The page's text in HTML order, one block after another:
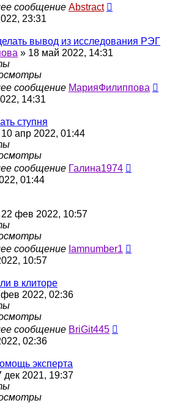
сообщение Abstract
23:31
вывод из исследования РЭГ
» 18 май 2022, 14:31
сообщение МарияФилиппова
14:31
ступня
10 апр 2022, 01:44
сообщение Галина1974
01:44
22 фев 2022, 10:57
сообщение Iamnumber1
10:57
в клиторе
фев 2022, 02:36
сообщение BriGit445
02:36
эксперта
дек 2021, 19:37